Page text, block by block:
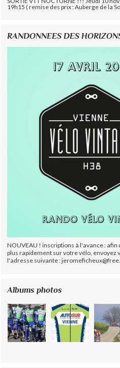
19h15 ( remise des prix : Auberge de la
RANDONNEES DES
NOUVEAU ! inscriptions à l'avance :
plus rapidement sur votre vélo,
l'adresse suivante :
Albums photos